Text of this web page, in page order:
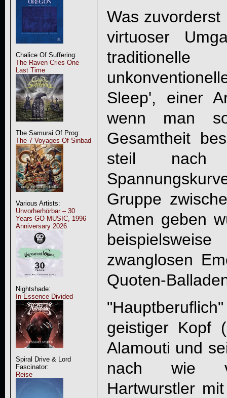
Chalice Of Suffering:
The Raven Cries One
Last Time
The Samurai Of Prog:
The 7 Voyages Of Sinbad
Various Artists:
Unvorherhörbar – 30
Years GO MUSIC, 1996
Anniversary 2026
Nightshade:
In Essence Divided
Spiral Drive & Lord
Fascinator:
Reise
Was
virtuoser
Sleep', einer
wenn man
Gesamtheit
steil nach
Gruppe
Atmen geben
zwanglosen
Quoten-
geistiger Kopf
Alamouti und
nach wie
Hartwurstler